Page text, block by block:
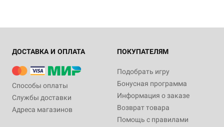
ДОСТАВКА И ОПЛАТА
Способы оплаты
Службы доставки
Адреса магазинов
ПОКУПАТЕЛЯМ
Подобрать игру
Бонусная программа
Информация о заказе
Возврат товара
Помощь с правилами